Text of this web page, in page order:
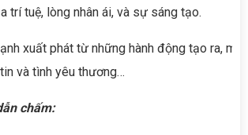
trí tuệ, lòng nhân ái, và sự sáng tạo.
xuất phát từ những hành động tạo ra,
và tình yêu thương…
chấm: